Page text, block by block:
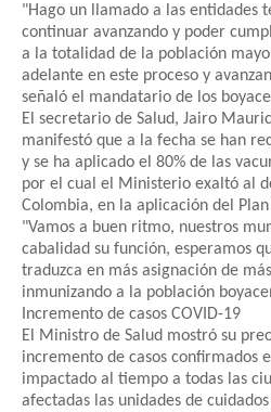
"Hago un llamado a las entidades
continuar avanzando y poder
a la totalidad de la población
adelante en este proceso y
señaló el mandatario de los
El secretario de Salud, Jairo
manifestó que a la fecha se han
y se ha aplicado el 80% de las
por el cual el Ministerio exaltó al
Colombia, en la aplicación del
"Vamos a buen ritmo, nuestros
cabalidad su función, esperamos
traduzca en más asignación de
inmunizando a la población
Incremento de casos COVID-19
El Ministro de Salud mostró su
incremento de casos confirmados
impactado al tiempo a todas las
afectadas las unidades de